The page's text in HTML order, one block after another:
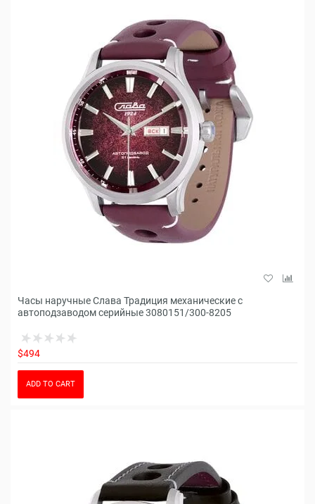
Часы наручные Слава Традиция механические с
автоподзаводом серийные 3080151/300-8205
$494
ADD TO CART